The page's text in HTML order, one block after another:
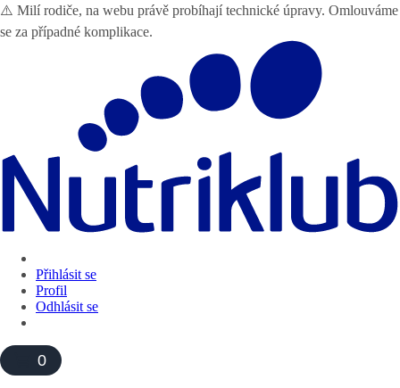
⚠️ Milí rodiče, na webu právě probíhají technické úpravy. Omlouváme
se za případné komplikace.
Přihlásit se
Profil
Odhlásit se
0